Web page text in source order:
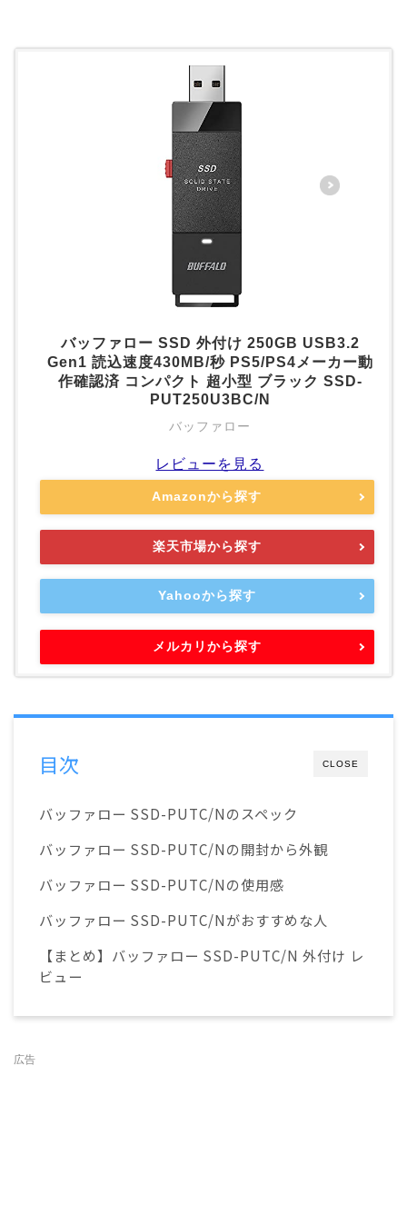
バッファロー SSD 外付け 250GB USB3.2
Gen1 読込速度430MB/秒 PS5/PS4メーカー動
作確認済 コンパクト 超小型 ブラック SSD-
PUT250U3BC/N
バッファロー
レビューを見る
Amazonから探す
楽天市場から探す
Yahooから探す
メルカリから探す
CLOSE
目次
バッファロー SSD-PUTC/Nのスペック
バッファロー SSD-PUTC/Nの開封から外観
バッファロー SSD-PUTC/Nの使用感
バッファロー SSD-PUTC/Nがおすすめな人
【まとめ】バッファロー SSD-PUTC/N 外付け レ
ビュー
広告